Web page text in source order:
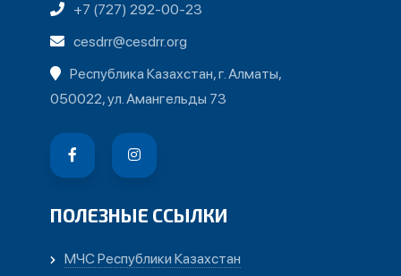
+7 (727) 292-00-23
cesdrr@cesdrr.org
Республика Казахстан, г. Алматы,
050022, ул. Амангельды 73
ПОЛЕЗНЫЕ ССЫЛКИ
МЧС Республики Казахстан